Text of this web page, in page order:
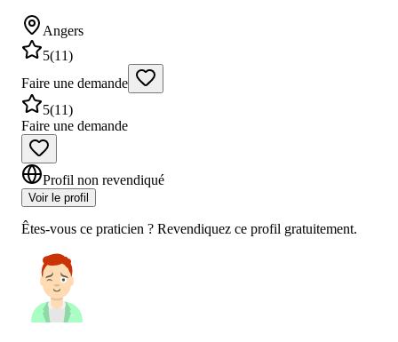
Angers
5(11)
Faire une demande
5(11)
Faire une demande
Profil non revendiqué
Voir le profil
Êtes-vous ce praticien ? Revendiquez ce profil gratuitement.